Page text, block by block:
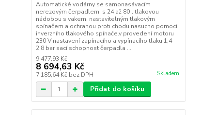
Automatické vodárny se samonasávacím
nerezovým čerpadlem, s 24 až 80 l tlakovou
nádobou s vakem, nastavitelným tlakovým
spínačem a ochranou proti chodu nasucho pomocí
inverzního tlakového spínače.v provedení motoru
230 V nastavení zapínacího a vypínacího tlaku 1,4 -
2,8 bar sací schopnost čerpadla ...
9 477,93 Kč
8 694,63 Kč
7 185,64 Kč bez DPH Skladem
Přidat do košíku